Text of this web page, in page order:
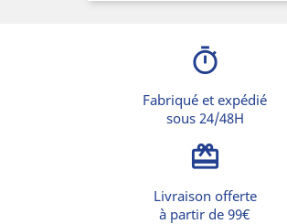
timer
Fabriqué et expédié
sous 24/48H
card_giftcard
Livraison offerte
à partir de 99€